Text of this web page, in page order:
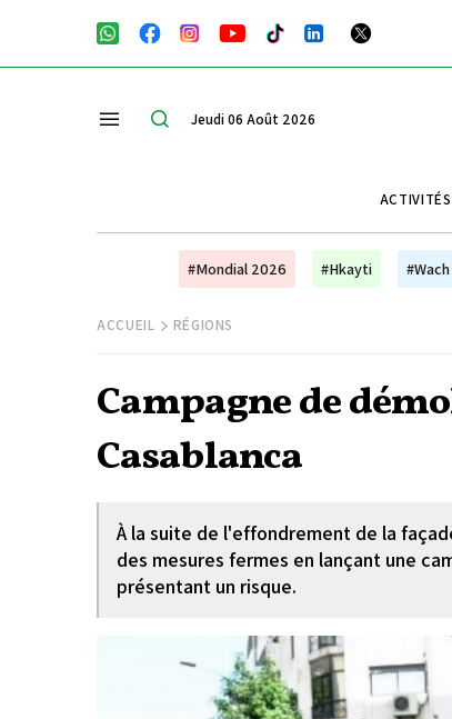
Jeudi 06 Août 2026
#Mondial 2026 #Hkayti
ACCUEIL RÉGIONS
Campagne de
Casablanca
À la suite de l'effondrement de la
des mesures fermes en lançant une
présentant un risque.